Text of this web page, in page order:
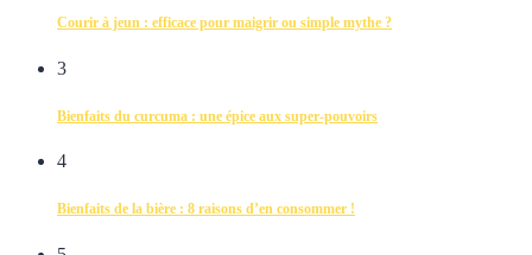
Courir à jeun : efficace pour maigrir ou simple mythe ?
3
Bienfaits du curcuma : une épice aux super-pouvoirs
4
Bienfaits de la bière : 8 raisons d’en consommer !